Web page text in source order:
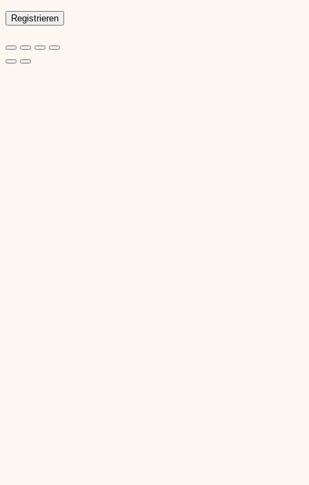
Registrieren